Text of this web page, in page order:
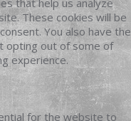
that help us analyze
These cookies will be
You also have the
opting out of some of
experience.
for the website to